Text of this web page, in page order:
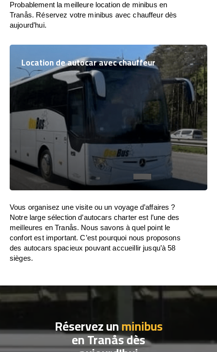
Probablement la meilleure location de minibus en
Tranås. Réservez votre minibus avec chauffeur dès
aujourd’hui.
Location de autocar avec chauffeur
Vous organisez une visite ou un voyage d’affaires ?
Notre large sélection d’autocars charter est l’une des
meilleures en Tranås. Nous savons à quel point le
confort est important. C’est pourquoi nous proposons
des autocars spacieux pouvant accueillir jusqu’à 58
sièges.
Réservez unminibus
en Tranås dès